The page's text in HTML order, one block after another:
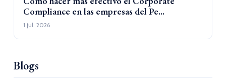
Compliance en las empresas del Pe...
1 jul. 2026
Blogs